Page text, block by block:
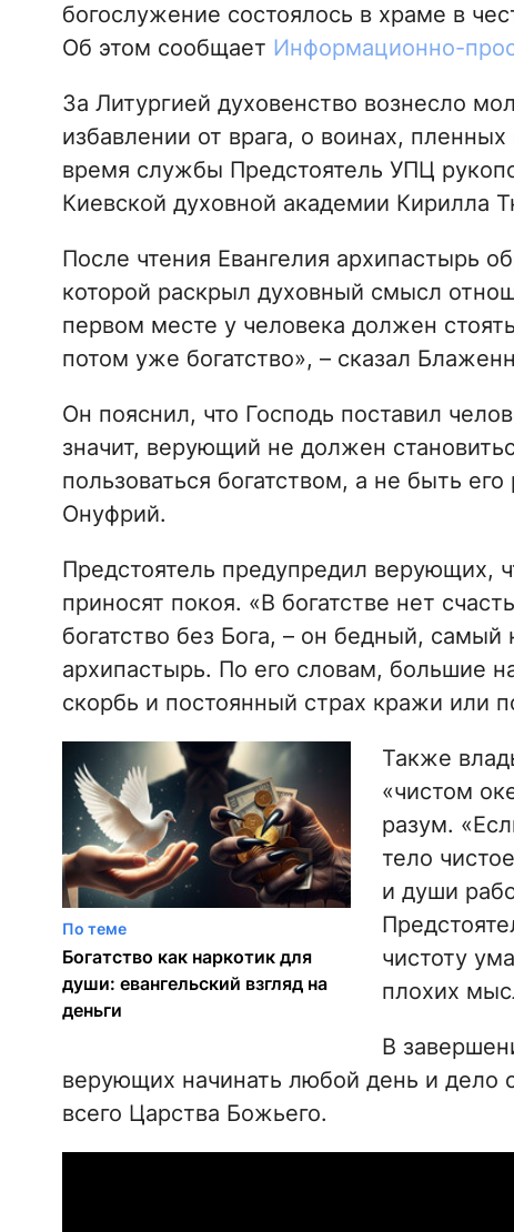
богослужение состоялось в храме в
Об этом сообщает Информационно-
За Литургией духовенство вознесло
избавлении от врага, о воинах,
время службы Предстоятель УПЦ
Киевской духовной академии Кирилла
После чтения Евангелия архипастырь
которой раскрыл духовный смысл
первом месте у человека должен
потом уже богатство», – сказал
Он пояснил, что Господь поставил
значит, верующий не должен
пользоваться богатством, а не быть
Онуфрий.
Предстоятель предупредил верующих,
приносят покоя. «В богатстве нет
богатство без Бога, – он бедный,
архипастырь. По его словам, большие
скорбь и постоянный страх кражи или
По теме
Богатство как наркотик для
души: евангельский взгляд на
деньги
Также
«чистом
разум.
тело
и души
чистоту
плохих
В
верующих начинать любой день и дело
всего Царства Божьего.